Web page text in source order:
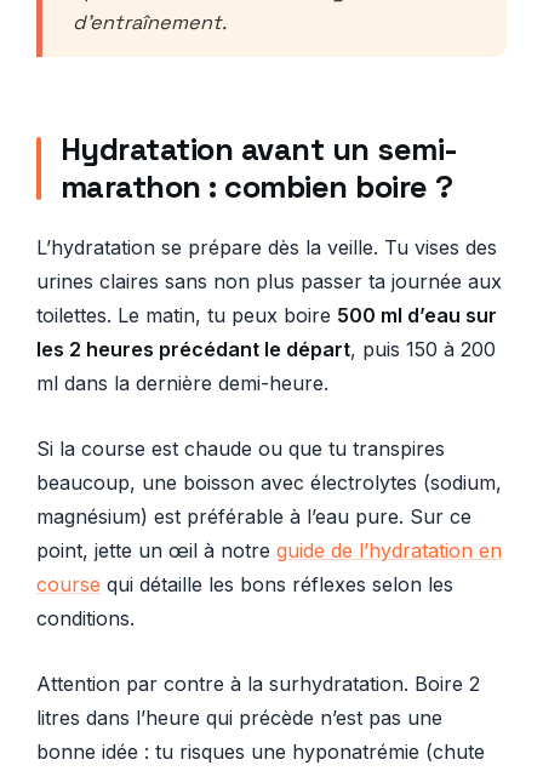
d’entraînement.
Hydratation avant un semi-
marathon : combien boire ?
L’hydratation se prépare dès la veille. Tu vises des
urines claires sans non plus passer ta journée aux
toilettes. Le matin, tu peux boire 500 ml d’eau sur
les 2 heures précédant le départ, puis 150 à 200
ml dans la dernière demi-heure.
Si la course est chaude ou que tu transpires
beaucoup, une boisson avec électrolytes (sodium,
magnésium) est préférable à l’eau pure. Sur ce
point, jette un œil à notre guide de l’hydratation en
course qui détaille les bons réflexes selon les
conditions.
Attention par contre à la surhydratation. Boire 2
litres dans l’heure qui précède n’est pas une
bonne idée : tu risques une hyponatrémie (chute